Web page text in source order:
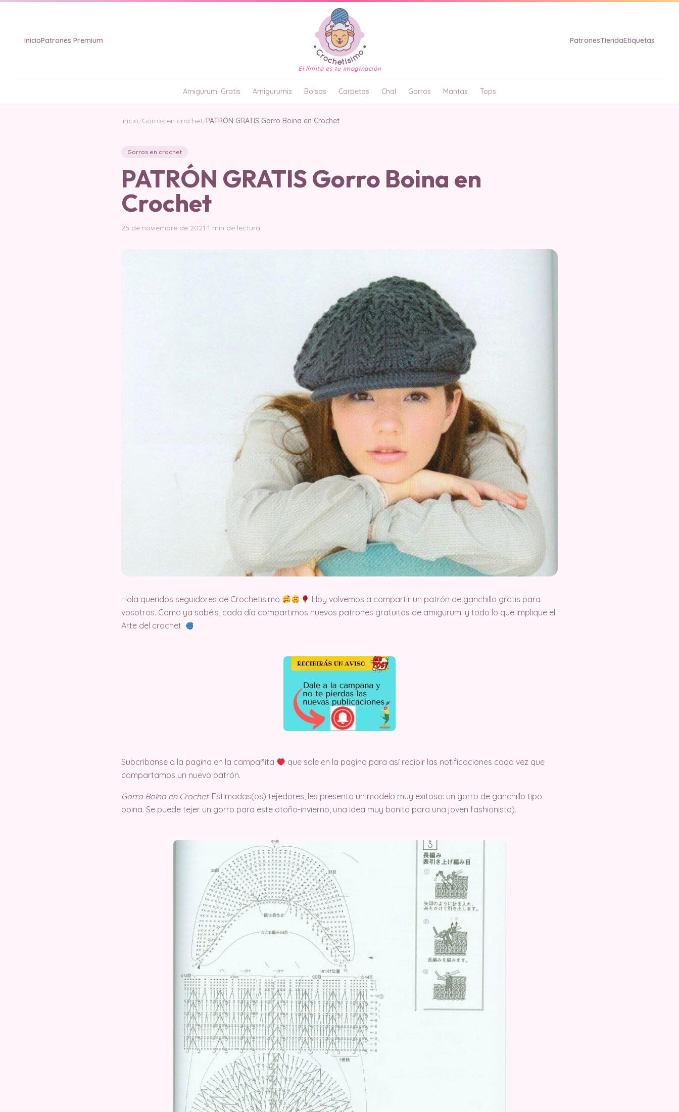
InicioPatrones Premium
El límite es tu imaginación
PatronesTiendaEtiquetas
Amigurumi Gratis Amigurumis Bolsas Carpetas Chal Gorros Mantas Tops
Inicio/Gorros en crochet/PATRÓN GRATIS Gorro Boina en Crochet
Gorros en crochet
PATRÓN GRATIS Gorro Boina en
Crochet
25 de noviembre de 2021·1 min de lectura
Hola queridos seguidores de Crochetisimo
Hoy volvemos a compartir un patrón de ganchillo gratis para
vosotros. Como ya sabéis, cada día compartimos nuevos patrones gratuitos de amigurumi y todo lo que implique el
Arte del crochet
Subcribanse a la pagina en la campañita
que sale en la pagina para así recibir las notificaciones cada vez que
compartamos un nuevo patrón.
Gorro Boina en Crochet. Estimadas(os) tejedores, les presento un modelo muy exitoso: un gorro de ganchillo tipo
boina. Se puede tejer un gorro para este otoño-invierno, una idea muy bonita para una joven fashionista).